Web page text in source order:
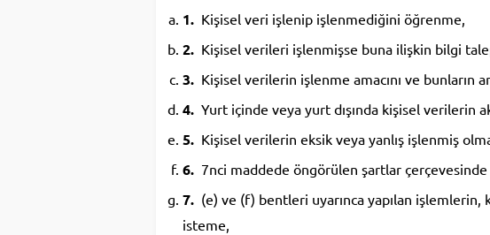
Kişisel veri işlenip işlenmediğini öğrenme,
Kişisel verileri işlenmişse buna ilişkin bilgi
Kişisel verilerin işlenme amacını ve bunların
Yurt içinde veya yurt dışında kişisel verilerin
Kişisel verilerin eksik veya yanlış işlenmiş
7nci maddede öngörülen şartlar
(e) ve (f) bentleri uyarınca yapılan
isteme,